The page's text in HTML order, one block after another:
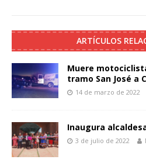
ARTÍCULOS
Muere
tramo San José a
14 de marzo de 2022
Inaugura
3 de julio de 2022